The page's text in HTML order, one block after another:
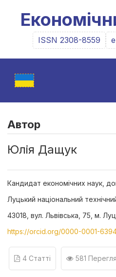
ISSN 2308-8559
Автор
Юлія Дащук
Кандидат економічних наук,
Луцький національний
43018, вул. Львівська, 75, м.
https://orcid.org/0000-0001-
4 Статті 581